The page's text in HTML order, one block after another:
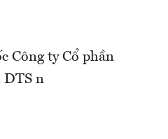
Công ty Cổ phần
DTS n